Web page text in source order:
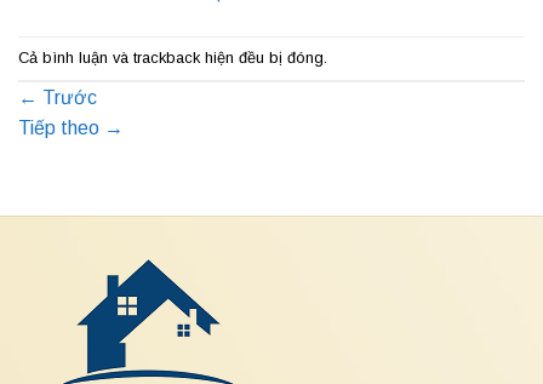
Cả bình luận và trackback hiện đều bị đóng.
← Trước
Tiếp theo →